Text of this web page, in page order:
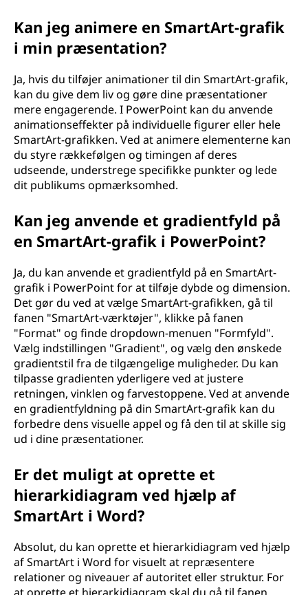
Kan jeg animere en SmartArt-grafik
i min præsentation?
Ja, hvis du tilføjer animationer til din SmartArt-grafik,
kan du give dem liv og gøre dine præsentationer
mere engagerende. I PowerPoint kan du anvende
animationseffekter på individuelle figurer eller hele
SmartArt-grafikken. Ved at animere elementerne kan
du styre rækkefølgen og timingen af deres
udseende, understrege specifikke punkter og lede
dit publikums opmærksomhed.
Kan jeg anvende et gradientfyld på
en SmartArt-grafik i PowerPoint?
Ja, du kan anvende et gradientfyld på en SmartArt-
grafik i PowerPoint for at tilføje dybde og dimension.
Det gør du ved at vælge SmartArt-grafikken, gå til
fanen "SmartArt-værktøjer", klikke på fanen
"Format" og finde dropdown-menuen "Formfyld".
Vælg indstillingen "Gradient", og vælg den ønskede
gradientstil fra de tilgængelige muligheder. Du kan
tilpasse gradienten yderligere ved at justere
retningen, vinklen og farvestoppene. Ved at anvende
en gradientfyldning på din SmartArt-grafik kan du
forbedre dens visuelle appel og få den til at skille sig
ud i dine præsentationer.
Er det muligt at oprette et
hierarkidiagram ved hjælp af
SmartArt i Word?
Absolut, du kan oprette et hierarkidiagram ved hjælp
af SmartArt i Word for visuelt at repræsentere
relationer og niveauer af autoritet eller struktur. For